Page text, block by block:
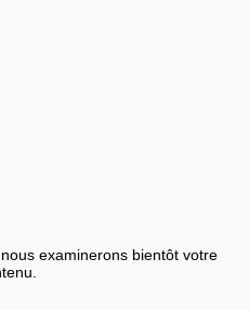
examinerons bientôt votre